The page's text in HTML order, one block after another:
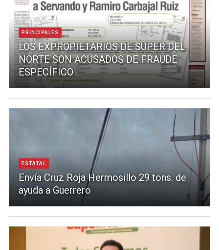
PRINCIPALES
LOS EXPROPIETARIOS DE SUPER DEL
NORTE SON ACUSADOS DE FRAUDE
ESPECÍFICO
ESTATAL
Envía Cruz Roja Hermosillo 29 tons. de
ayuda a Guerrero